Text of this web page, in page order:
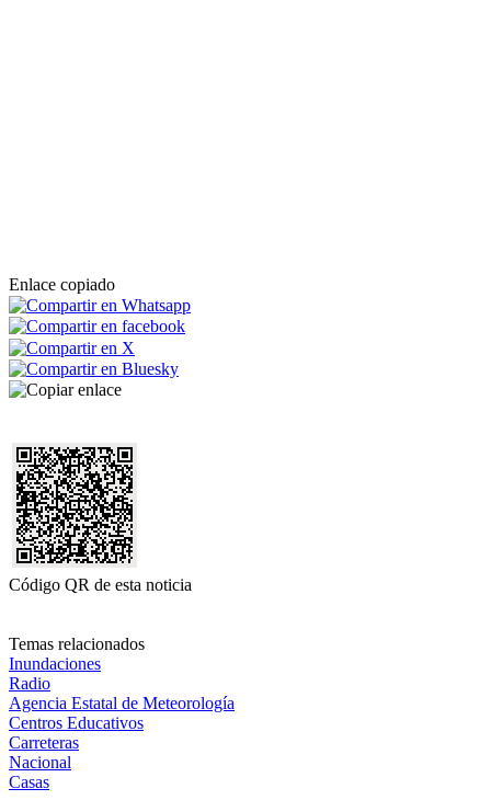
Enlace copiado
Código QR de esta noticia
Temas relacionados
Inundaciones
Radio
Agencia Estatal de Meteorología
Centros Educativos
Carreteras
Nacional
Casas